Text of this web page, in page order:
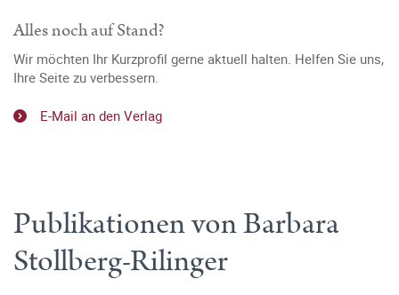
Alles noch auf Stand?
Wir möchten Ihr Kurzprofil gerne aktuell halten. Helfen Sie uns,
Ihre Seite zu verbessern.
E-Mail an den Verlag
Publikationen von Barbara
Stollberg-Rilinger